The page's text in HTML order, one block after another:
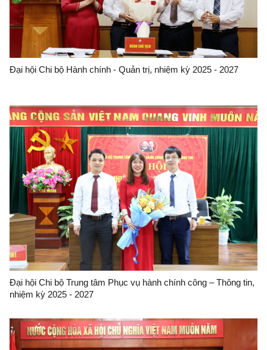
Đại hội Chi bộ Hành chính - Quản trị, nhiệm kỳ 2025 - 2027
Đại hội Chi bộ Trung tâm Phục vụ hành chính công – Thông tin,
nhiệm kỳ 2025 - 2027